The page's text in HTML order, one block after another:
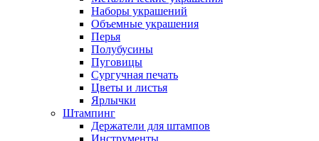
Наборы украшений
Объемные украшения
Перья
Полубусины
Пуговицы
Сургучная печать
Цветы и листья
Ярлычки
Штампинг
Держатели для штампов
Инструменты